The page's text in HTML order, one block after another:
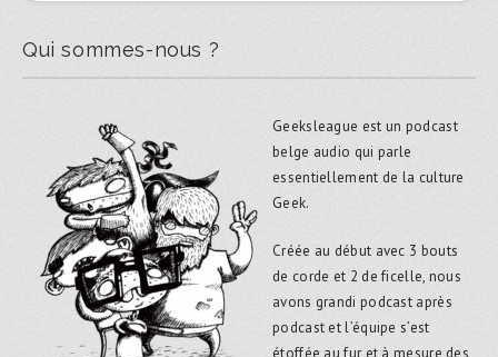
Qui sommes-nous ?
Geeksleague est un podcast
belge audio qui parle
essentiellement de la culture
Geek.
Créée au début avec 3 bouts
de corde et 2 de ficelle, nous
avons grandi podcast après
podcast et l’équipe s’est